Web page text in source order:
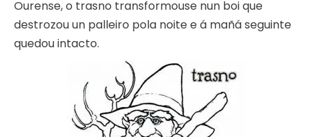
Ourense, o trasno transformouse nun boi que
destrozou un palleiro pola noite e á mañá seguinte
quedou intacto.